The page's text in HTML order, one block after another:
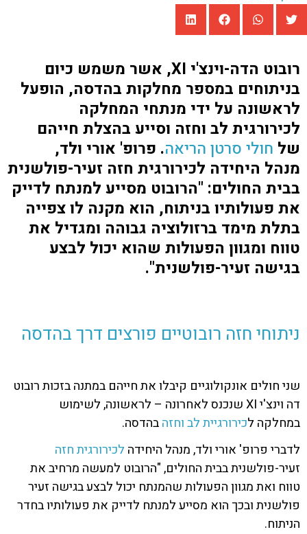
רובוט הדה-וינצ'י XI, אשר משמש כיום
בניתוחים במספר מחלקות בהדסה, הופעל
לראשונה על ידי מנתחי המחלקה
לכירורגית לב וחזה וסייע בהצלת חייהם
של חולי סרטן הריאה. פרופ' אורי ולד,
מנהל היחידה לכירורגית חזה זעיר-פולשנית
בבית החולים: "הרובוט מסייע למנתח לדייק
את פעולותיו בניתוח, הוא מקנה לו צפייה
בתלת מימד ברזולוציה גבוהה ומגדיל את
טווח ומגוון הפעולות שהוא יכול לבצע
בגישה זעיר-פולשנית".
ניתוחי חזה רובוטיים פורצים דרך בהדסה
שני חולים אונקולוגיים קיבלו את חייהם במתנה בזכות רובוט
דה וינצ'י XI שנכנס לאחרונה – לראשונה, לשימוש
במחלקה לכירורגיית לב וחזהבהדסה.
לדברי פרופ' אורי ולד, מנהל היחידה לכירורגית חזה
זעיר-פולשנית בבית החולים, "הרובוט למעשה מרחיב את
טווח ואת מגוון הפעולות שהמנתח יכול לבצע בגישה זעיר
פולשנית ובכך הוא מסייע למנתח לדייק את פעולותיו בחדר
הניתוח.